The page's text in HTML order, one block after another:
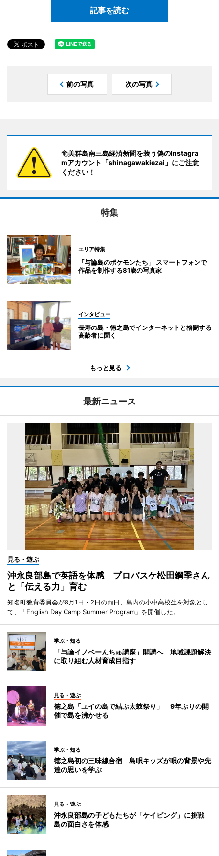
記事を読む
前の写真 次の写真
奄美群島南三島経済新聞を装う偽のInstagra
mアカウント「shinagawakiezai」にご注意
ください！
特集
エリア特集
「与論島のポケモンたち」 スマートフォンで
作品を制作する81歳の写真家
インタビュー
長寿の島・徳之島でインターネットと格闘する
高齢者に聞く
もっと見る
最新ニュース
見る・遊ぶ
沖永良部島で英語を体感 プロバスケ松田鋼季さん
と「伝える力」育む
知名町教育委員会が8月1日・2日の両日、島内の小中高校生を対象とし
て、「English Day Camp Summer Program」を開催した。
学ぶ・知る
「与論イノベーんちゅ講座」開講へ 地域課題解決
に取り組む人材育成目指す
見る・遊ぶ
徳之島「ユイの島で結ぶ太鼓祭り」 9年ぶりの開
催で島を沸かせる
学ぶ・知る
徳之島初の三味線合宿 島唄キッズが唄の背景や先
達の思いを学ぶ
見る・遊ぶ
沖永良部島の子どもたちが「ケイビング」に挑戦
島の面白さを体感